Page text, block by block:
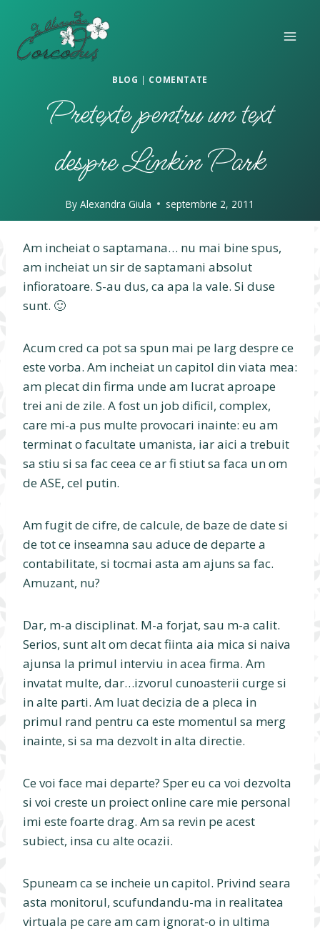
content
BLOG | COMENTATE
Pretexte pentru un text
despre Linkin Park
By Alexandra Giula septembrie 2, 2011
Am incheiat o saptamana… nu mai bine spus,
am incheiat un sir de saptamani absolut
infioratoare. S-au dus, ca apa la vale. Si duse
sunt. 🙂
Acum cred ca pot sa spun mai pe larg despre ce
este vorba. Am incheiat un capitol din viata mea:
am plecat din firma unde am lucrat aproape
trei ani de zile. A fost un job dificil, complex,
care mi-a pus multe provocari inainte: eu am
terminat o facultate umanista, iar aici a trebuit
sa stiu si sa fac ceea ce ar fi stiut sa faca un om
de ASE, cel putin.
Am fugit de cifre, de calcule, de baze de date si
de tot ce inseamna sau aduce de departe a
contabilitate, si tocmai asta am ajuns sa fac.
Amuzant, nu?
Dar, m-a disciplinat. M-a forjat, sau m-a calit.
Serios, sunt alt om decat fiinta aia mica si naiva
ajunsa la primul interviu in acea firma. Am
invatat multe, dar…izvorul cunoasterii curge si
in alte parti. Am luat decizia de a pleca in
primul rand pentru ca este momentul sa merg
inainte, si sa ma dezvolt in alta directie.
Ce voi face mai departe? Sper eu ca voi dezvolta
si voi creste un proiect online care mie personal
imi este foarte drag. Am sa revin pe acest
subiect, insa cu alte ocazii.
Spuneam ca se incheie un capitol. Privind seara
asta monitorul, scufundandu-ma in realitatea
virtuala pe care am cam ignorat-o in ultima